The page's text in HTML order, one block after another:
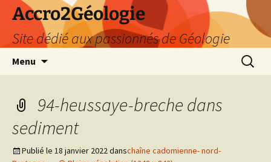
Accro2Géologie
Site dédié aux passionnés de Géologie
Menu
94-heussaye-breche dans
sediment
Publié le 18 janvier 2022danschaîne cadomienne- nord-